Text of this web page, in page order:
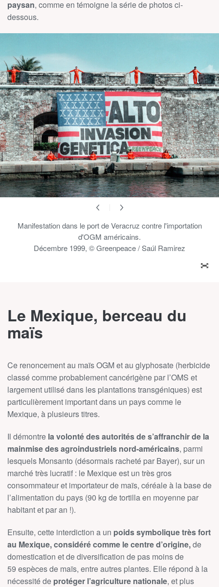
paysan, comme en témoigne la série de photos ci-
dessous.
Manifestation dans le port de Veracruz contre l'importation
d'OGM américains.
Décembre 1999, © Greenpeace / Saúl Ramirez
Le Mexique, berceau du
maïs
Ce renoncement au maïs OGM et au glyphosate (herbicide
classé comme probablement cancérigène par l’OMS et
largement utilisé dans les plantations transgéniques) est
particulièrement important dans un pays comme le
Mexique, à plusieurs titres.
Il démontre la volonté des autorités de s’affranchir de la
mainmise des agroindustriels nord-américains, parmi
lesquels Monsanto (désormais racheté par Bayer), sur un
marché très lucratif : le Mexique est un très gros
consommateur et importateur de maïs, céréale à la base de
l’alimentation du pays (90 kg de tortilla en moyenne par
habitant et par an !).
Ensuite, cette interdiction a un poids symbolique très fort
au Mexique, considéré comme le centre d’origine,de
domestication et de diversification de pas moins de
59 espèces de maïs, entre autres plantes. Elle répond à la
nécessité de protéger l’agriculture nationale, et plus